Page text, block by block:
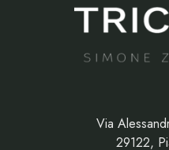
Via
29122,